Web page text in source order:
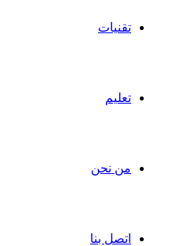
تقنيات
تعليم
من نحن
اتصل بنا